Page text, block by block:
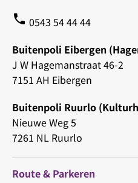
phone 0543 54 44 44
Buitenpoli Eibergen
J W Hagemanstraat 46-2
7151 AH Eibergen
Buitenpoli Ruurlo
Nieuwe Weg 5
7261 NL Ruurlo
Route & Parkeren